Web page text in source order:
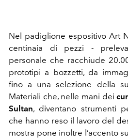
Nel padiglione espositivo Art
centinaia di pezzi -
personale che racchiude
prototipi a bozzetti, da
fino a una selezione della
Materiali che, nelle mani dei
Sultan, diventano strumenti
che hanno reso il lavoro del
mostra pone inoltre l’accento